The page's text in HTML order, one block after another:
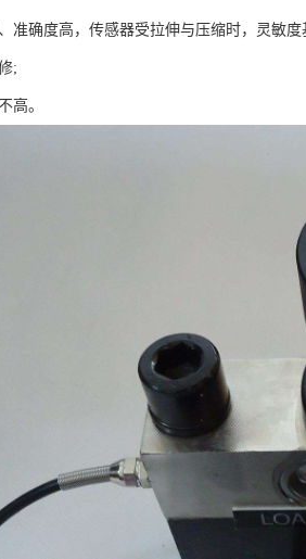
准确度高，传感器受拉伸与压缩时，灵敏
;
高。